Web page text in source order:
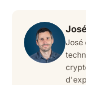
José